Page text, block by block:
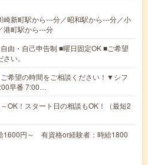
崎新町駅から---分／昭和駅から---分／小
港町駅から---分
自由・自己申告制 ■曜日固定OK ■ご希望
い。
ご希望の時間をご相談ください！▼シフ
早番 7:00…
～OK！スタート日の相談もOK！（最短2
1600円～ 有資格or経験者：時給1800